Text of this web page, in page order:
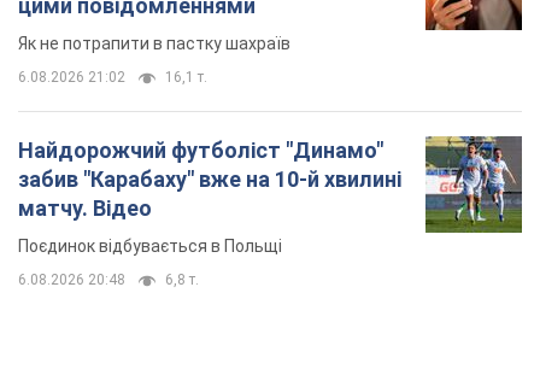
цими повідомленнями
Як не потрапити в пастку шахраїв
6.08.2026 21:02 16,1 т.
Найдорожчий футболіст "Динамо"
забив "Карабаху" вже на 10-й хвилині
матчу. Відео
Поєдинок відбувається в Польщі
6.08.2026 20:48 6,8 т.